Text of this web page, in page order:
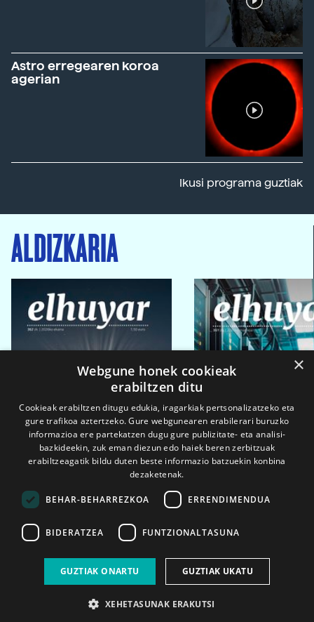
Astro erregearen koroa
agerian
Ikusi programa guztiak
ALDIZKARIA
2026ko eka. 1a 2026ko mar. 1a
×
Webgune honek cookieak
erabiltzen ditu
Cookieak erabiltzen ditugu edukia, iragarkiak pertsonalizatzeko eta
gure trafikoa aztertzeko. Gure webgunearen erabilerari buruzko
informazioa ere partekatzen dugu gure publizitate- eta analisi-
bazkideekin, zuk eman diezun edo haiek beren zerbitzuak
erabiltzeagatik bildu duten beste informazio batzuekin konbina
dezaketenak.
BEHAR-BEHARREZKOA ERRENDIMENDUA
BIDERATZEA FUNTZIONALTASUNA
GUZTIAK ONARTU GUZTIAK UKATU
XEHETASUNAK ERAKUTSI